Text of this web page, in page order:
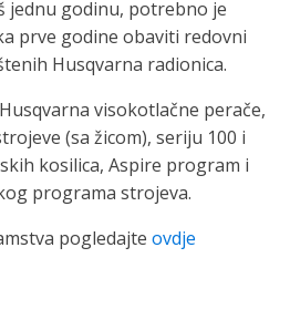
jednu godinu, potrebno je
prve godine obaviti redovni
Husqvarna radionica.
visokotlačne perače,
(sa žicom), seriju 100 i
kosilica, Aspire program i
programa strojeva.
pogledajte ovdje